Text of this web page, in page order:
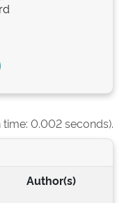
time: 0.002 seconds).
Author(s)